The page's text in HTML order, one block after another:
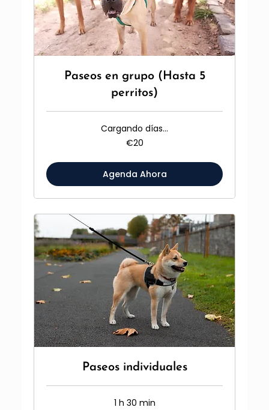
Paseos en grupo (Hasta 5
perritos)
Cargando días...
€20
Agenda Ahora
Paseos individuales
1 h 30 min